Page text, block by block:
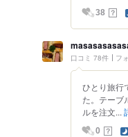
38 ？
口コミ 78件 フ
ひとり旅行
た。テーブ
ルを注文...
0 ？